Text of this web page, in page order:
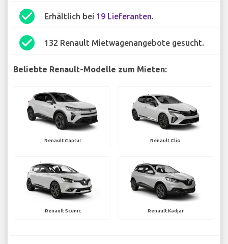
check_circle Erhältlich bei 19 Lieferanten.
check_circle 132 Renault Mietwagenangebote gesucht.
Beliebte Renault-Modelle zum Mieten:
Renault Captur Renault Clio
Renault Scenic Renault Kadjar